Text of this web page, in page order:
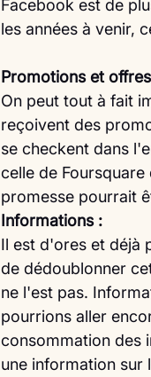
Facebook est de
les années à venir,
Promotions et
On peut tout à fait
reçoivent des
se checkent dans
celle de
promesse pourrait
Informations :
Il est d'ores et déjà
de dédoublonner
ne l'est pas.
pourrions aller
consommation des
une information sur